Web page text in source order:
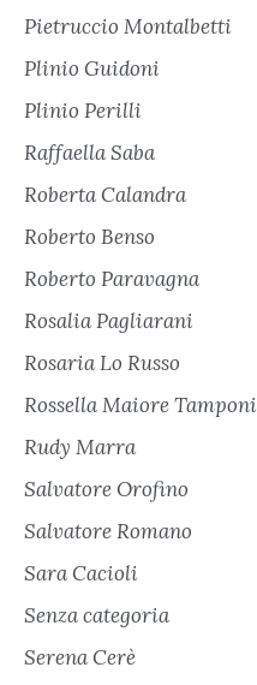
Pietruccio Montalbetti
Plinio Guidoni
Plinio Perilli
Raffaella Saba
Roberta Calandra
Roberto Benso
Roberto Paravagna
Rosalia Pagliarani
Rosaria Lo Russo
Rossella Maiore Tamponi
Rudy Marra
Salvatore Orofino
Salvatore Romano
Sara Cacioli
Senza categoria
Serena Cerè